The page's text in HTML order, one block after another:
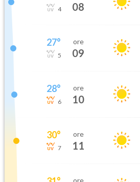
4 08
27°
5
ore
09
28°
6
ore
10
30°
7
ore
11
ore